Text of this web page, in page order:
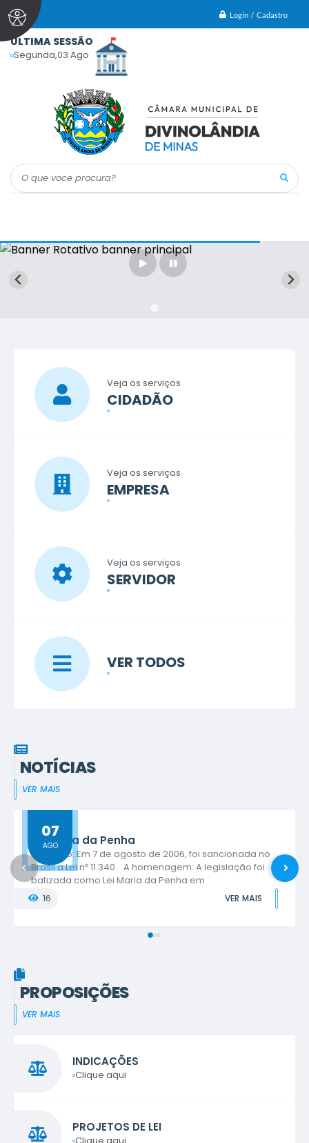
Login / Cadastro
O que voce procura?
ÚLTIMA SESSÃO
Segunda 03 Ago
CIDADÃO
Veja os serviços
EMPRESA
Veja os serviços
SERVIDOR
Veja os serviços
VER TODOS
NOTÍCIAS
VER MAIS
Lei Maria da Penha
07
AGO
16
O evento: Em 7 de agosto de 2006, foi sancionada no
Brasil a Lei nº 11.340. A homenagem: A legislação foi
batizada como Lei Maria da Penha em
reconhecimento à luta da farmacêutica cearense
julgadas em juizados especiais como crimes de
VER MAIS
PROPOSIÇÕES
VER MAIS
INDICAÇÕES
Clique aqui
PROJETOS DE LEI